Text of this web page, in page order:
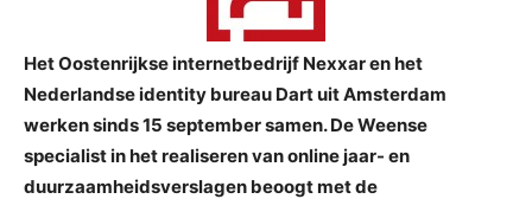
Het Oostenrijkse internetbedrijf Nexxar en het
Nederlandse identity bureau Dart uit Amsterdam
werken sinds 15 september samen. De Weense
specialist in het realiseren van online jaar- en
duurzaamheidsverslagen beoogt met de